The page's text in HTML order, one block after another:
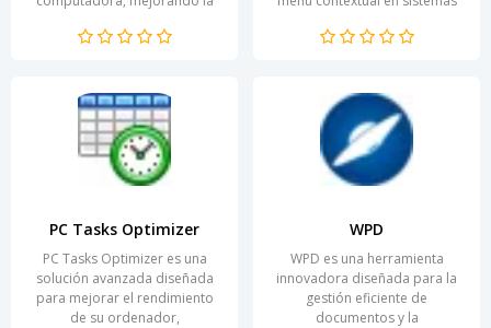
programa permite a los...
PC Tasks Optimizer
PC Tasks Optimizer es una
solución avanzada diseñada
para mejorar el rendimiento
de su ordenador,
WPD
WPD es una herramienta
innovadora diseñada para la
gestión eficiente de
documentos y la